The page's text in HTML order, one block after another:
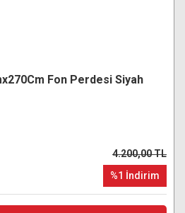
Fon Perdesi Siyah
4.200,00 TL
%1 İndirim